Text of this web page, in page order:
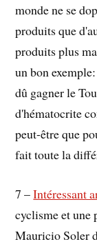
monde ne se
produits que
produits plus
un bon
dû gagner le
d'hématocrite
peut-être que
fait toute la
7 –Intéressant
cyclisme et une
Mauricio Soler